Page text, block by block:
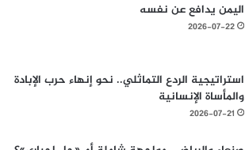
اليمن يدافع عن نفسه
2026-07-22
استراتيجية الردع التماثلي.. نحو إنهاء حرب الإبادة
والمأساة الإنسانية
2026-07-21